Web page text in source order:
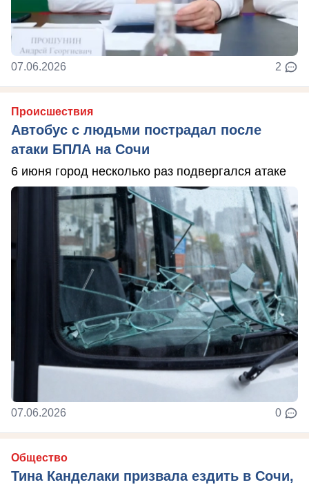
07.06.2026 2
Происшествия
Автобус с людьми пострадал после
атаки БПЛА на Сочи
6 июня город несколько раз подвергался атаке
07.06.2026 0
Общество
Тина Канделаки призвала ездить в Сочи,